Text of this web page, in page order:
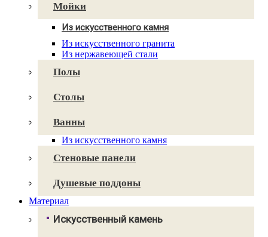
Avant Quartz
Мойки
Из искусственного камня
Для кухни
Для ванной
Из искусственного гранита
Из нержавеющей стали
Полы
Столы
Ванны
Из искусственного камня
Стеновые панели
Душевые поддоны
Материал
Искусственный камень